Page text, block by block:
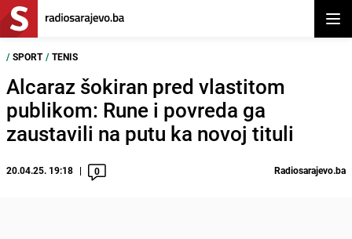
/ SPORT / TENIS
Alcaraz šokiran pred vlastitom
publikom: Rune i povreda ga
zaustavili na putu ka novoj tituli
20.04.25. 19:18 0 Radiosarajevo.ba